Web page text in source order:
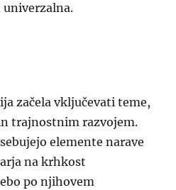
začela vključevati teme,
trajnostnim razvojem.
elemente narave
na krhkost
po njihovem